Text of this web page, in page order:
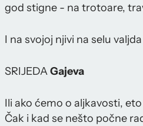
god stigne - na trotoare,
I na svojoj njivi na selu
SRIJEDAGajeva
Ili ako ćemo o aljkavosti,
Čak i kad se nešto počne